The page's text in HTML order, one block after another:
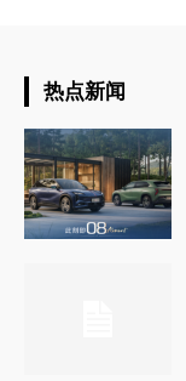
热点新闻